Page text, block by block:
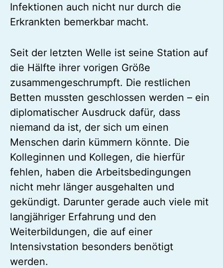
Infektionen auch nicht nur durch die
Erkrankten bemerkbar macht.
Seit der letzten Welle ist seine Station auf
die Hälfte ihrer vorigen Größe
zusammengeschrumpft. Die restlichen
Betten mussten geschlossen werden – ein
diplomatischer Ausdruck dafür, dass
niemand da ist, der sich um einen
Menschen darin kümmern könnte. Die
Kolleginnen und Kollegen, die hierfür
fehlen, haben die Arbeitsbedingungen
nicht mehr länger ausgehalten und
gekündigt. Darunter gerade auch viele mit
langjähriger Erfahrung und den
Weiterbildungen, die auf einer
Intensivstation besonders benötigt
werden.